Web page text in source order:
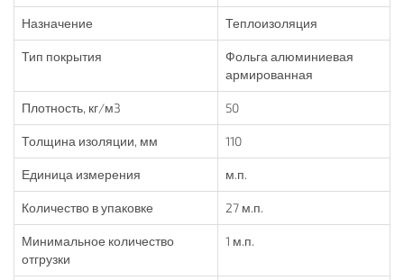
Назначение Теплоизоляция
Тип покрытия
Фольга алюминиевая
армированная
Плотность, кг/м3 50
Толщина изоляции, мм 110
Единица измерения м.п.
Количество в упаковке 27 м.п.
Минимальное количество
отгрузки
1 м.п.